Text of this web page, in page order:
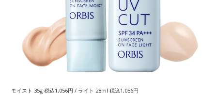
モイスト 35g 税込1,056円 / ライト 28ml 税込1,056円